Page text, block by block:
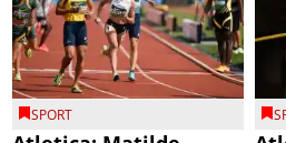
SPORT